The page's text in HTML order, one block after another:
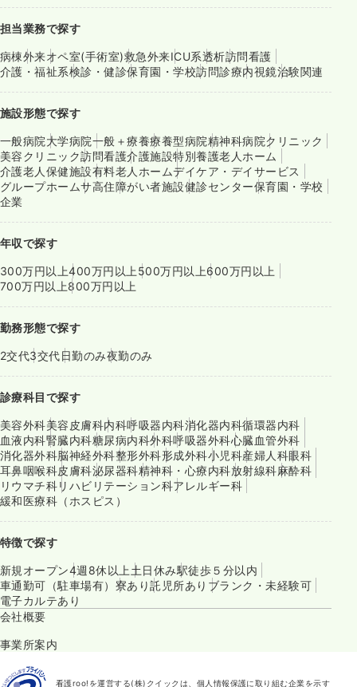
担当業務で探す
病棟外来オペ室(手術室)救急外来ICU系透析訪問看護
介護・福祉系検診・健診保育園・学校訪問診療内視鏡治験関連
施設形態で探す
一般病院大学病院一般＋療養療養型病院精神科病院クリニック
美容クリニック訪問看護介護施設特別養護老人ホーム
介護老人保健施設有料老人ホームデイケア・デイサービス
グループホームサ高住障がい者施設健診センター保育園・学校
企業
年収で探す
300万円以上400万円以上 500万円以上600万円以上
700万円以上800万円以上
勤務形態で探す
2交代3交代日勤のみ夜勤のみ
診療科目で探す
美容外科美容皮膚科内科呼吸器内科消化器内科循環器内科
血液内科腎臓内科糖尿病内科外科呼吸器外科心臓血管外科
消化器外科脳神経外科整形外科形成外科小児科産婦人科眼科
耳鼻咽喉科皮膚科泌尿器科精神科・心療内科放射線科麻酔科
リウマチ科リハビリテーション科アレルギー科
緩和医療科（ホスピス）
特徴で探す
新規オープン4週8休以上 土日休み駅徒歩５分以内
車通勤可（駐車場有） 寮あり託児所あり ブランク・未経験可
電子カルテあり
会社概要
事業所案内
看護roo!を運営する(株)クイックは、個人情報保護に取り組む企業を示す